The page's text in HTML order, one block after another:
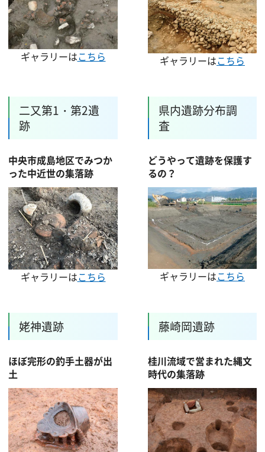
ギャラリーはこちら ギャラリーはこちら
二又第1・第2遺
跡
中央市成島地区でみつか
った中近世の集落跡
ギャラリーはこちら
県内遺跡分布調
査
どうやって遺跡を保護す
るの？
ギャラリーはこちら
姥神遺跡
ほぼ完形の釣手土器が出
土
藤崎岡遺跡
桂川流域で営まれた縄文
時代の集落跡